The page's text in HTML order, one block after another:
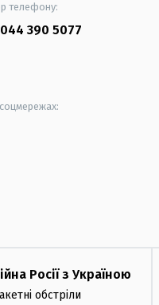
телефону:
390 5077
Росії з Україною
обстріли